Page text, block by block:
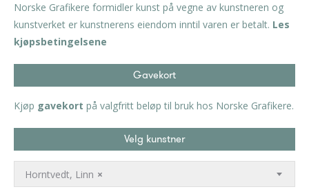
Norske Grafikere formidler kunst på vegne av kunstneren og
kunstverket er kunstnerens eiendom inntil varen er betalt. Les
kjøpsbetingelsene
Gavekort
Kjøp gavekort på valgfritt beløp til bruk hos Norske Grafikere.
Velg kunstner
×
Horntvedt, Linn